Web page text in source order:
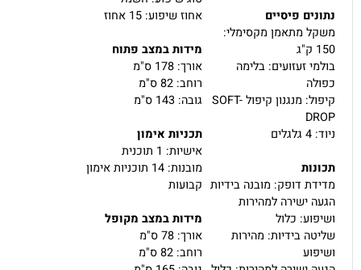
שטח ריצה
52 ס"מ
136 ס"מ
פיסיים
מתאמן מקסימלי:
זעזועים: בלימה
דופק: מובנה בידיות
מפסק ביטחון: כלול
סוג שיפוע: חשמלי
אחוז שיפוע: 15 אחוז
תכניות אימון
אישיות: 1 תוכנית
מובנות: 14 תוכניות אימון